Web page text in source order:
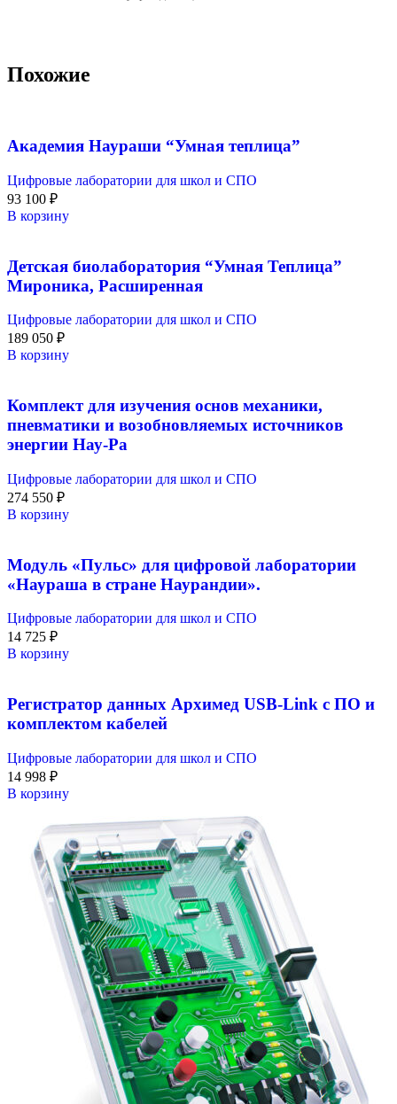
Похожие
Академия Наураши “Умная теплица”
Цифровые лаборатории для школ и СПО
93 100 ₽
В корзину
Детская биолаборатория “Умная Теплица”
Мироника, Расширенная
Цифровые лаборатории для школ и СПО
189 050 ₽
В корзину
Комплект для изучения основ механики,
пневматики и возобновляемых источников
энергии Нау-Ра
Цифровые лаборатории для школ и СПО
274 550 ₽
В корзину
Модуль «Пульс» для цифровой лаборатории
«Наураша в стране Наурандии».
Цифровые лаборатории для школ и СПО
14 725 ₽
В корзину
Регистратор данных Архимед USB-Link с ПО и
комплектом кабелей
Цифровые лаборатории для школ и СПО
14 998 ₽
В корзину